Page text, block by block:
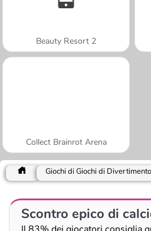
Beauty Resort 2
Collect Brainrot Arena
Scontro epico di